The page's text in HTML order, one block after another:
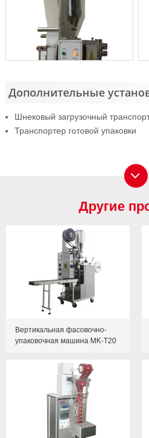
Дополнительные
Шнековый загрузочный
Транспортер готовой упаковки
Другие
Вертикальная фасовочно-
упаковочная машина MK-T20